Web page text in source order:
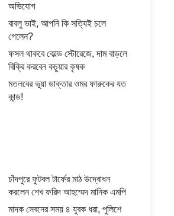
অভিযোগ
বাবলু ভাই, আপনি কি সত্যিই চলে
গেলেন?
ফসল থাকবে কোল্ড স্টোরেজে, দাম বাড়লে
বিক্রি করবেন কচুয়ার কৃষক
মতলবের ভুয়া ডাক্তার ওমর ফারুকের যত
কান্ড!
চাঁদপুরে ফুটবল টার্ফের মাঠ উদ্বোধন
করলেন শেখ ফরিদ আহম্মেদ মানিক এমপি
মাদক সেবনের সময় ৪ যুবক ধরা, পুলিশে